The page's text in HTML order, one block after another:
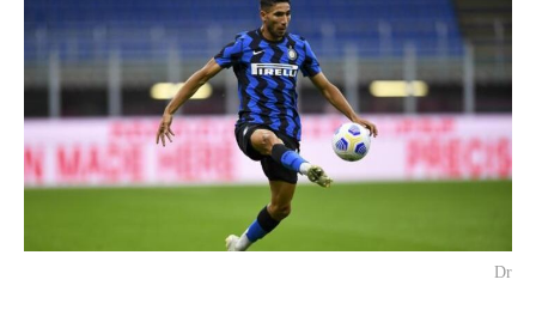
Dr